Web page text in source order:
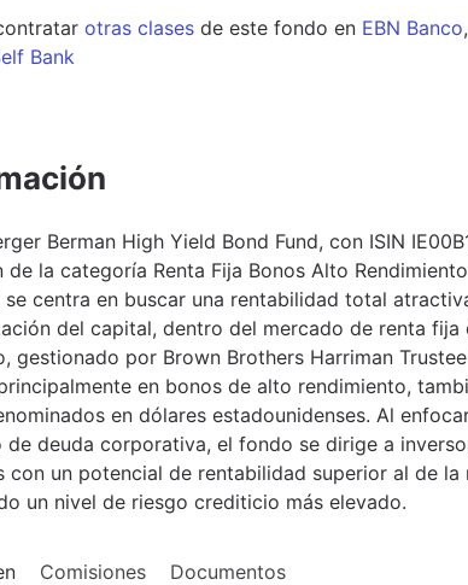
otras clases de este fondo en EBN Banco,
Bank
Berman High Yield Bond Fund, con ISIN
de la categoría Renta Fija Bonos Alto
se centra en buscar una rentabilidad total
del capital, dentro del mercado de renta fija
gestionado por Brown Brothers Harriman
en bonos de alto rendimiento,
en dólares estadounidenses. Al
de deuda corporativa, el fondo se dirige a
con un potencial de rentabilidad superior al de
un nivel de riesgo crediticio más elevado.
Comisiones Documentos